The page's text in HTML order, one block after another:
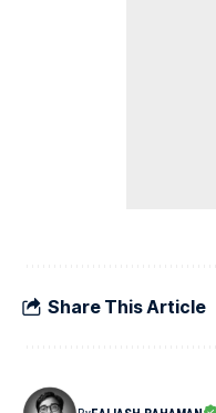
Share This Article